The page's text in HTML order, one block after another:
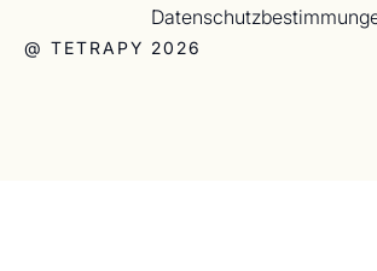
@ TETRAPY 2026